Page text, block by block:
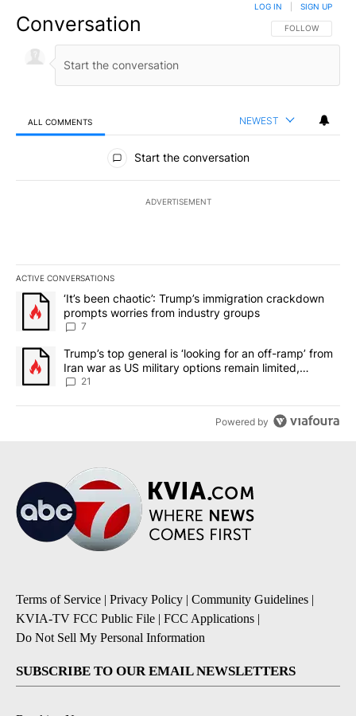
Conversation FOLLOW THIS
FOLLOW
LOG IN SIGN UP
ALL COMMENTS NEWEST
All Comments
Start the conversation
ADVERTISEMENT
ACTIVE CONVERSATIONS
The following is a list of the most commented articles in the last
A trending article titled "‘It’s been chaotic’: Trump’s
‘It’s been chaotic’: Trump’s immigration crackdown
prompts worries from industry groups
7
A trending article titled "Trump’s top general is ‘looking for an
Trump’s top general is ‘looking for an off-ramp’ from
Iran war as US military options remain limited,
sources say
21
Powered by
Terms of Service | Privacy Policy | Community Guidelines |
KVIA-TV FCC Public File | FCC Applications |
Do Not Sell My Personal Information
SUBSCRIBE TO OUR EMAIL NEWSLETTERS